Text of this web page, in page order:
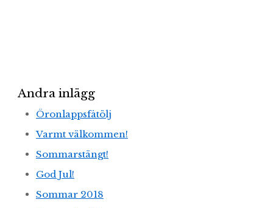
Andra inlägg
Öronlappsfåtölj
Varmt välkommen!
Sommarstängt!
God Jul!
Sommar 2018